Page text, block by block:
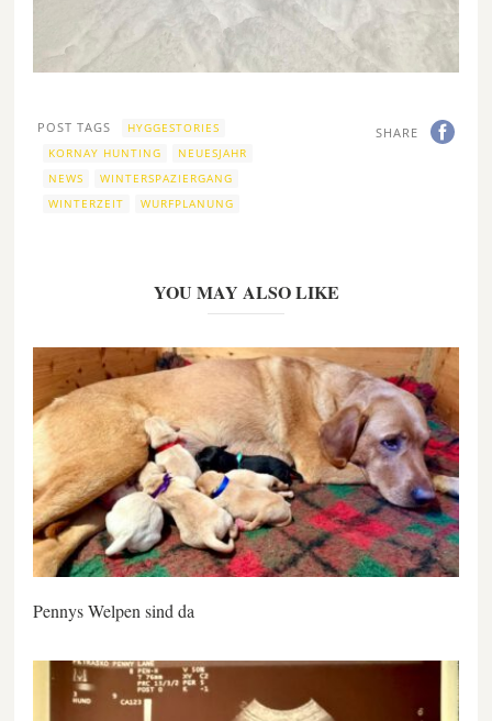
SHARE
POST TAGS
HYGGESTORIES
KORNAY HUNTING
NEUESJAHR
NEWS
WINTERSPAZIERGANG
WINTERZEIT
WURFPLANUNG
YOU MAY ALSO LIKE
Pennys Welpen sind da